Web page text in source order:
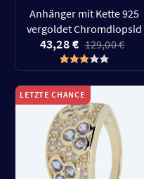
Anhänger mit Kette 925
vergoldet Chromdiopsid
43,28 € 129,00 €
LETZTE CHANCE